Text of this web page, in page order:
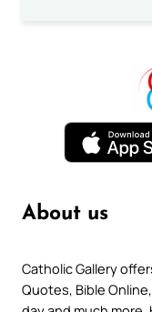
About us
Catholic Gallery
Quotes, Bible